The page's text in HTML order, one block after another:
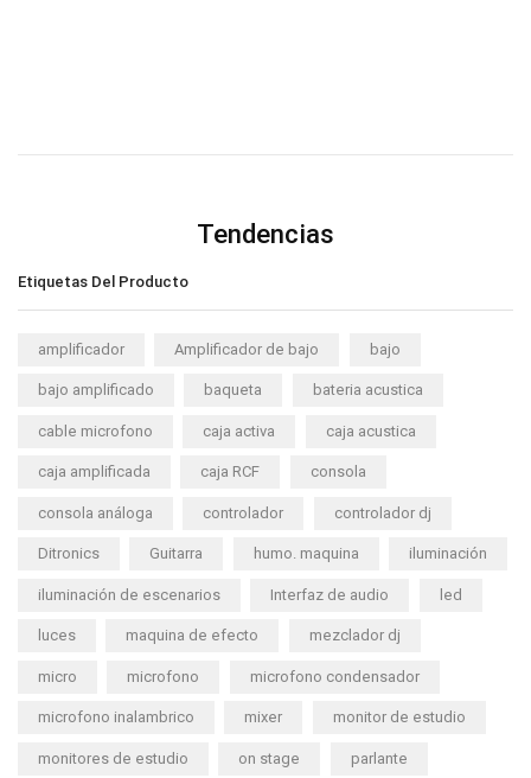
Tendencias
Etiquetas Del Producto
amplificador Amplificador de bajo bajo
bajo amplificado baqueta bateria acustica
cable microfono caja activa caja acustica
caja amplificada caja RCF consola
consola análoga controlador controlador dj
Ditronics Guitarra humo. maquina iluminación
iluminación de escenarios Interfaz de audio led
luces maquina de efecto mezclador dj
micro microfono microfono condensador
microfono inalambrico mixer monitor de estudio
monitores de estudio on stage parlante